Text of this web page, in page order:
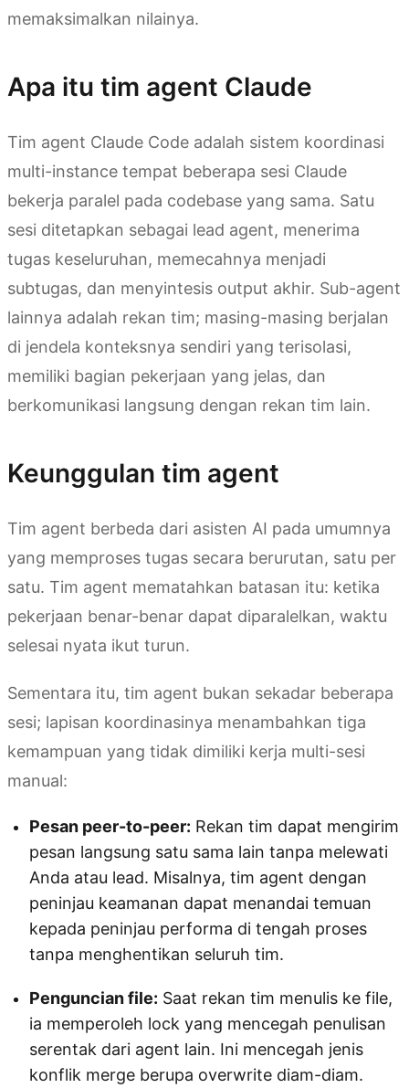
memaksimalkan nilainya.
Apa itu tim agent Claude
Tim agent Claude Code adalah sistem koordinasi
multi-instance tempat beberapa sesi Claude
bekerja paralel pada codebase yang sama. Satu
sesi ditetapkan sebagai lead agent, menerima
tugas keseluruhan, memecahnya menjadi
subtugas, dan menyintesis output akhir. Sub-agent
lainnya adalah rekan tim; masing-masing berjalan
di jendela konteksnya sendiri yang terisolasi,
memiliki bagian pekerjaan yang jelas, dan
berkomunikasi langsung dengan rekan tim lain.
Keunggulan tim agent
Tim agent berbeda dari asisten AI pada umumnya
yang memproses tugas secara berurutan, satu per
satu. Tim agent mematahkan batasan itu: ketika
pekerjaan benar-benar dapat diparalelkan, waktu
selesai nyata ikut turun.
Sementara itu, tim agent bukan sekadar beberapa
sesi; lapisan koordinasinya menambahkan tiga
kemampuan yang tidak dimiliki kerja multi-sesi
manual:
Pesan peer-to-peer: Rekan tim dapat mengirim
pesan langsung satu sama lain tanpa melewati
Anda atau lead. Misalnya, tim agent dengan
peninjau keamanan dapat menandai temuan
kepada peninjau performa di tengah proses
tanpa menghentikan seluruh tim.
Penguncian file: Saat rekan tim menulis ke file,
ia memperoleh lock yang mencegah penulisan
serentak dari agent lain. Ini mencegah jenis
konflik merge berupa overwrite diam-diam.